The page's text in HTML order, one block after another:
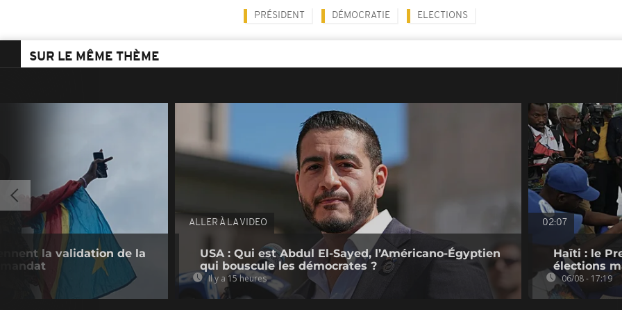
PRÉSIDENT DÉMOCRATIE ELECTIONS
SUR LE MÊME THÈME
la validation de la
ALLER À LA VIDEO
USA : Qui est Abdul El-Sayed, l’Américano-Égyptien
qui bouscule les démocrates ?
Il y a 15 heures
02:07
Haïti : le
élections
06/08 - 17:19